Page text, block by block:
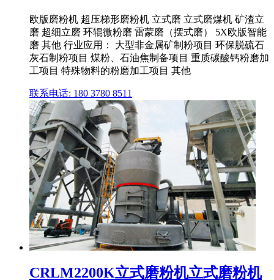
欧版磨粉机 超压梯形磨粉机 立式磨 立式磨煤机 矿渣立
磨 超细立磨 环辊微粉磨 雷蒙磨（摆式磨） 5X欧版智能
磨 其他 行业应用： 大型非金属矿制粉项目 环保脱硫石
灰石制粉项目 煤粉、石油焦制备项目 重质碳酸钙粉磨加
工项目 特殊物料的粉磨加工项目 其他
联系电话: 180 3780 8511
CRLM2200K立式磨粉机立式磨粉机